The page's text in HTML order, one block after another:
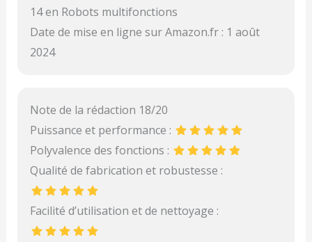
14 en Robots multifonctions
Date de mise en ligne sur Amazon.fr : 1 août
2024
Note de la rédaction 18/20
Puissance et performance :
Polyvalence des fonctions :
Qualité de fabrication et robustesse :
Facilité d’utilisation et de nettoyage :